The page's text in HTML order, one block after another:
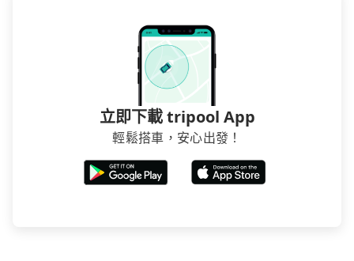
立即下載 tripool App
輕鬆搭車，安心出發！